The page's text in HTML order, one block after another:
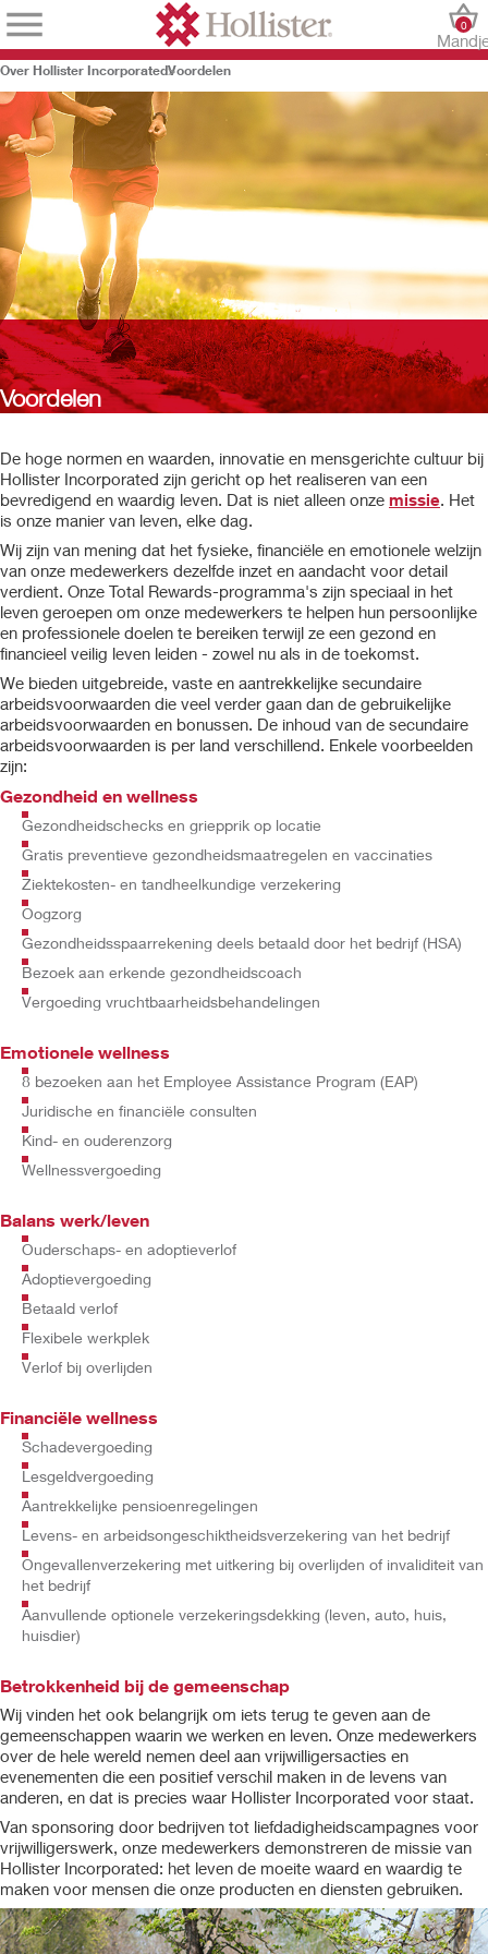
0
Over Hollister IncorporatedVoordelen
Voordelen
De hoge normen en waarden, innovatie en mensgerichte cultuur bij
Hollister Incorporated zijn gericht op het realiseren van een
bevredigend en waardig leven. Dat is niet alleen onze missie. Het
is onze manier van leven, elke dag.
Wij zijn van mening dat het fysieke, financiële en emotionele welzijn
van onze medewerkers dezelfde inzet en aandacht voor detail
verdient. Onze Total Rewards-programma's zijn speciaal in het
leven geroepen om onze medewerkers te helpen hun persoonlijke
en professionele doelen te bereiken terwijl ze een gezond en
financieel veilig leven leiden - zowel nu als in de toekomst.
We bieden uitgebreide, vaste en aantrekkelijke secundaire
arbeidsvoorwaarden die veel verder gaan dan de gebruikelijke
arbeidsvoorwaarden en bonussen. De inhoud van de secundaire
arbeidsvoorwaarden is per land verschillend. Enkele voorbeelden
zijn:
Gezondheid en wellness
Gezondheidschecks en griepprik op locatie
Gratis preventieve gezondheidsmaatregelen en vaccinaties
Ziektekosten- en tandheelkundige verzekering
Oogzorg
Gezondheidsspaarrekening deels betaald door het bedrijf (HSA)
Bezoek aan erkende gezondheidscoach
Vergoeding vruchtbaarheidsbehandelingen
Emotionele wellness
8 bezoeken aan het Employee Assistance Program (EAP)
Juridische en financiële consulten
Kind- en ouderenzorg
Wellnessvergoeding
Balans werk/leven
Ouderschaps- en adoptieverlof
Adoptievergoeding
Betaald verlof
Flexibele werkplek
Verlof bij overlijden
Financiële wellness
Schadevergoeding
Lesgeldvergoeding
Aantrekkelijke pensioenregelingen
Levens- en arbeidsongeschiktheidsverzekering van het bedrijf
Ongevallenverzekering met uitkering bij overlijden of invaliditeit van
het bedrijf
Aanvullende optionele verzekeringsdekking (leven, auto, huis,
huisdier)
Betrokkenheid bij de gemeenschap
Wij vinden het ook belangrijk om iets terug te geven aan de
gemeenschappen waarin we werken en leven. Onze medewerkers
over de hele wereld nemen deel aan vrijwilligersacties en
evenementen die een positief verschil maken in de levens van
anderen, en dat is precies waar Hollister Incorporated voor staat.
Van sponsoring door bedrijven tot liefdadigheidscampagnes voor
vrijwilligerswerk, onze medewerkers demonstreren de missie van
Hollister Incorporated: het leven de moeite waard en waardig te
maken voor mensen die onze producten en diensten gebruiken.